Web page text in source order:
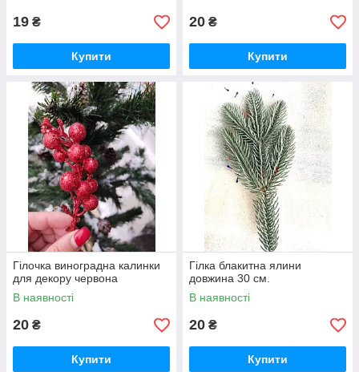
19 ₴
Купити
20 ₴
Купити
Гілочка виноградна калинки
для декору червона
В наявності
20 ₴
Купити
Гілка блакитна ялини
довжина 30 см.
В наявності
20 ₴
Купити